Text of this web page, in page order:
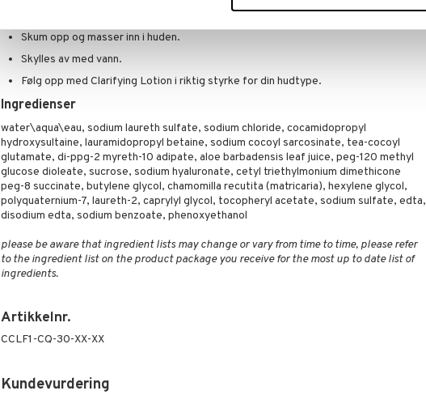
Skum opp og masser inn i huden.
Skylles av med vann.
Følg opp med Clarifying Lotion i riktig styrke for din hudtype.
Ingredienser
water\aqua\eau, sodium laureth sulfate, sodium chloride, cocamidopropyl
hydroxysultaine, lauramidopropyl betaine, sodium cocoyl sarcosinate, tea-cocoyl
glutamate, di-ppg-2 myreth-10 adipate, aloe barbadensis leaf juice, peg-120 methyl
glucose dioleate, sucrose, sodium hyaluronate, cetyl triethylmonium dimethicone
peg-8 succinate, butylene glycol, chamomilla recutita (matricaria), hexylene glycol,
polyquaternium-7, laureth-2, caprylyl glycol, tocopheryl acetate, sodium sulfate, edta,
disodium edta, sodium benzoate, phenoxyethanol
please be aware that ingredient lists may change or vary from time to time, please refer
to the ingredient list on the product package you receive for the most up to date list of
ingredients.
Artikkelnr.
CCLF1-CQ-30-XX-XX
Kundevurdering